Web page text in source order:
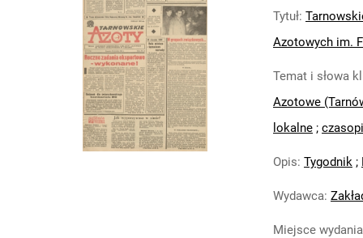
Tytuł:
Azotowych im.
Temat i słowa
Azotowe
lokalne ;
Opis: Tygodnik ;
Wydawca:
Miejsce wydania